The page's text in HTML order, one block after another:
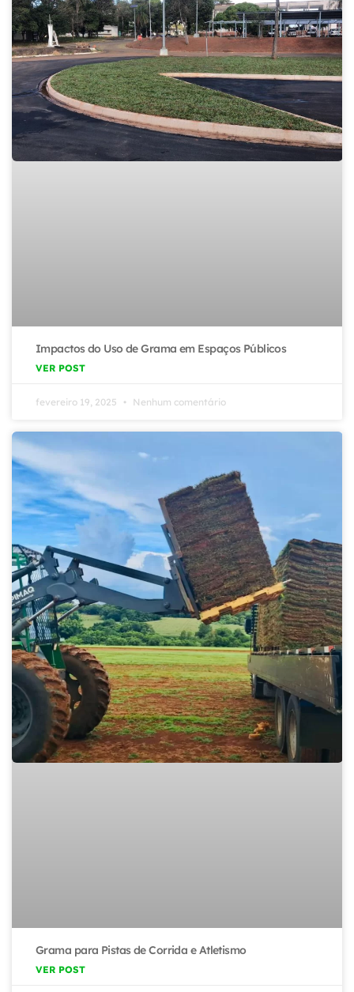
Impactos do Uso de Grama em Espaços Públicos
VER POST
fevereiro 19, 2025 Nenhum comentário
Grama para Pistas de Corrida e Atletismo
VER POST